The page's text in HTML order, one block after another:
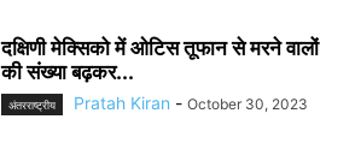
दक्षिणी मेक्सिको में ओटिस तूफान से मरने वालों
की संख्या बढ़कर...
अंतरराष्ट्रीय Pratah Kiran - October 30, 2023